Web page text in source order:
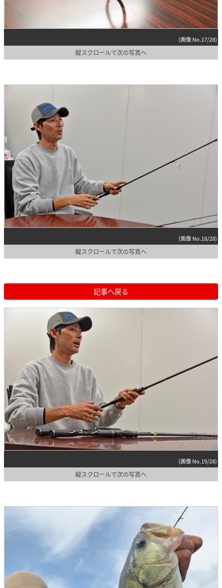
(画像 No.17/28)
縦スクロールで次の写真へ
(画像 No.18/28)
縦スクロールで次の写真へ
記事へ戻る
(画像 No.19/28)
縦スクロールで次の写真へ